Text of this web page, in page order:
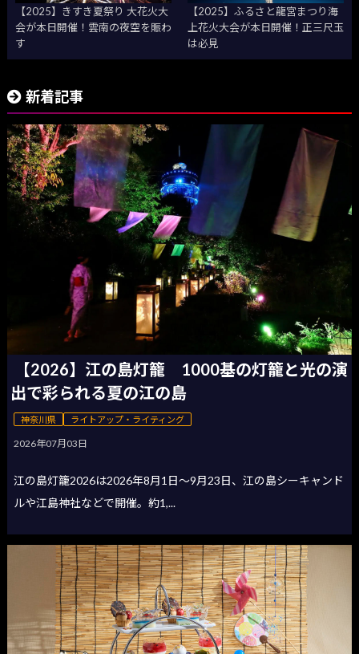
【2025】きすき夏祭り 大花火大
会が本日開催！雲南の夜空を賑わ
す
【2025】ふるさと龍宮まつり海
上花火大会が本日開催！正三尺玉
は必見
新着記事
【2026】江の島灯籠 1000基の灯籠と光の演
出で彩られる夏の江の島
神奈川県 ライトアップ・ライティング
2026年07月03日
江の島灯籠2026は2026年8月1日〜9月23日、江の島シーキャンド
ルや江島神社などで開催。約1,...